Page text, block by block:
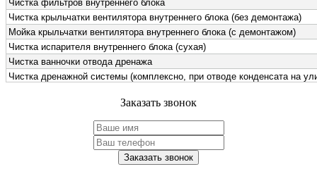
Заказать звонок
Заказать звонок